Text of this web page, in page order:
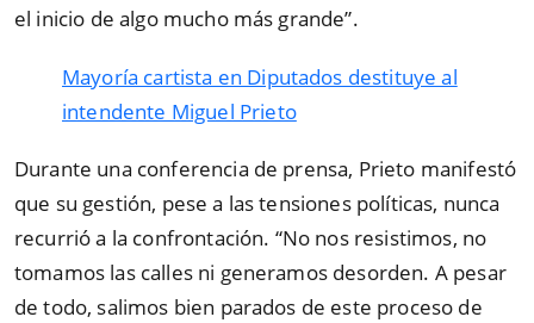
el inicio de algo mucho más grande”.
Mayoría cartista en Diputados destituye al
intendente Miguel Prieto
Durante una conferencia de prensa, Prieto manifestó
que su gestión, pese a las tensiones políticas, nunca
recurrió a la confrontación. “No nos resistimos, no
tomamos las calles ni generamos desorden. A pesar
de todo, salimos bien parados de este proceso de